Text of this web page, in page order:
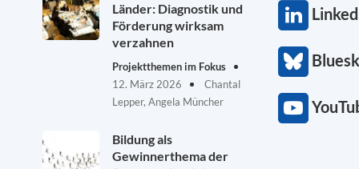
Länder: Diagnostik und
Förderung wirksam
verzahnen
Projektthemen im Fokus
12. März 2026
Chantal
Lepper, Angela Müncher
Bildung als
Gewinnerthema der